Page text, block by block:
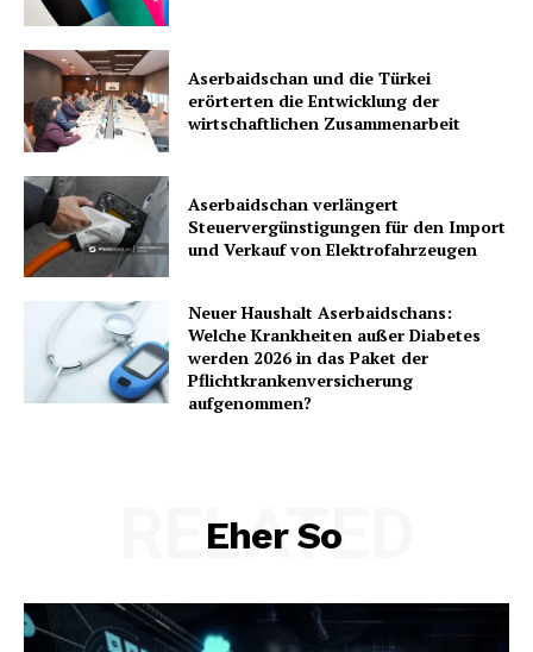
Aserbaidschan und die Türkei
erörterten die Entwicklung der
wirtschaftlichen Zusammenarbeit
Aserbaidschan verlängert
Steuervergünstigungen für den Import
und Verkauf von Elektrofahrzeugen
Neuer Haushalt Aserbaidschans:
Welche Krankheiten außer Diabetes
werden 2026 in das Paket der
Pflichtkrankenversicherung
aufgenommen?
Eher So
RELATED